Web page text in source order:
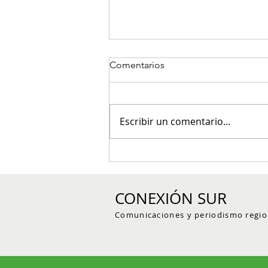
conservación voluntaria
Comentarios
Escribir un comentario...
CONEXIÓN SUR
Comunicaciones y periodismo